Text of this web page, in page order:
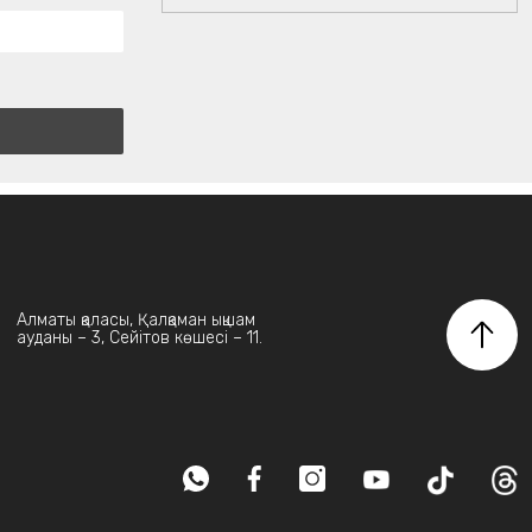
Алматы қаласы, Қалқаман ықшам
ауданы – 3, Сейітов көшесі – 11.